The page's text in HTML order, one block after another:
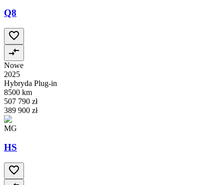
Q8
Nowe
2025
Hybryda Plug-in
8500 km
507 790 zł
389 900 zł
MG
HS